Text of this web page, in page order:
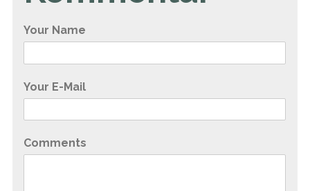
Your Name
Your E-Mail
Comments